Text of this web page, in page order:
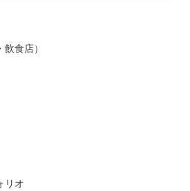
食店）
リオ